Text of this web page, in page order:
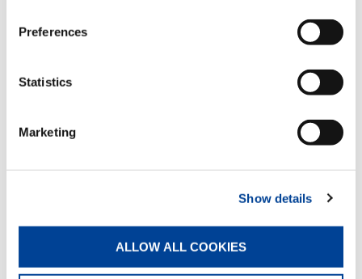
Preferences
Statistics
Marketing
Show details
ALLOW ALL COOKIES
Sitios son los únicos responsables de su
contenido e información. En la medida en que
razonable de la Empresa, la existencia de un
hipervínculo en el sitio web no implica que su
Otro Sitio) haya sido aprobado por la Empresa.
Por lo tanto, la Empresa no será responsable en
IV. TRATAMIENTO DE DATOS
PERSONALES: